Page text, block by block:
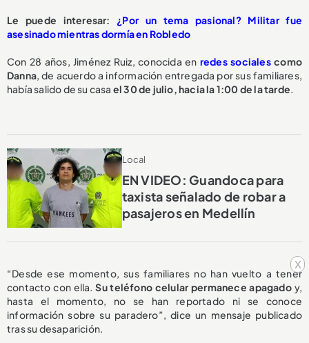
x
Le puede interesar: ¿Por un tema pasional? Militar fue
asesinado mientras dormía en Robledo
Con 28 años, Jiménez Ruiz, conocida en redes socialescomo
Danna, de acuerdo a información entregada por sus familiares,
había salido de su casa el 30 de julio, hacia la 1:00 de la tarde.
Local
EN VIDEO: Guandoca para
taxista señalado de robar a
pasajeros en Medellín
“Desde ese momento, sus familiares no han vuelto a tener
contacto con ella. Su teléfono celular permanece apagadoy,
hasta el momento, no se han reportado ni se conoce
información sobre su paradero”, dice un mensaje publicado
tras su desaparición.